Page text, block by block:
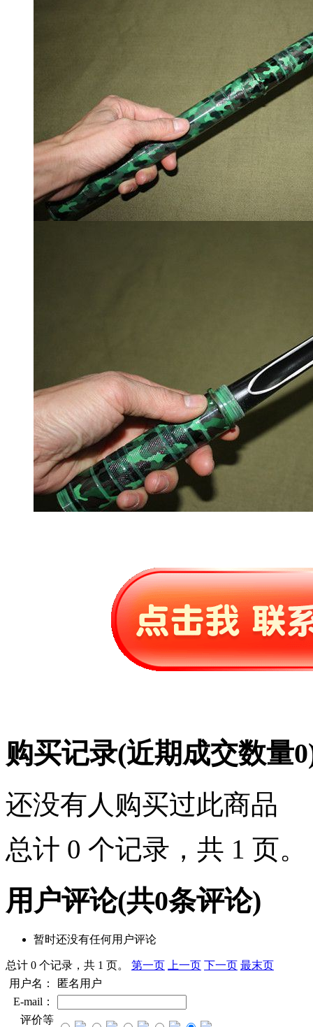
购买记录(近期成交数量0
还没有人购买过此商品
总计 0 个记录，共 1 页。
用户评论(共0条评论)
暂时还没有任何用户评论
总计 0 个记录，共 1 页。 第一页 上一页 下一页 最末页
用户名：
匿名用户
E-mail：
评价等